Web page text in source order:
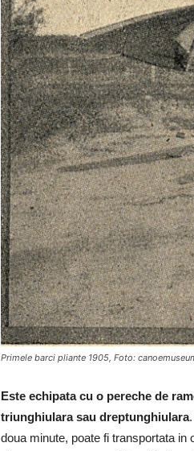
Primele barci pliante 1905, Foto:
Este echipata cu o pereche de
triunghiulara sau dreptunghiulara
doua minute, poate fi transportata